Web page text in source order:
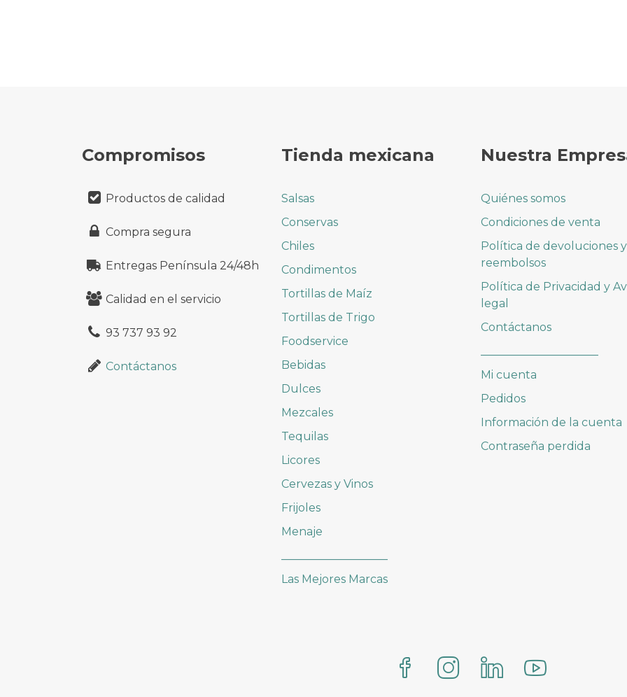
Compromisos
Productos de calidad
Compra segura
Entregas Península 24/48h
Calidad en el servicio
93 737 93 92
Contáctanos
Tienda mexicana
Salsas
Conservas
Chiles
Condimentos
Tortillas de Maíz
Tortillas de Trigo
Foodservice
Bebidas
Dulces
Mezcales
Tequilas
Licores
Cervezas y Vinos
Frijoles
Menaje
Las Mejores Marcas
Nuestra
Quiénes somos
Condiciones de venta
Política de devoluciones y
reembolsos
Política de Privacidad y
legal
Contáctanos
Mi cuenta
Pedidos
Información de la cuenta
Contraseña perdida